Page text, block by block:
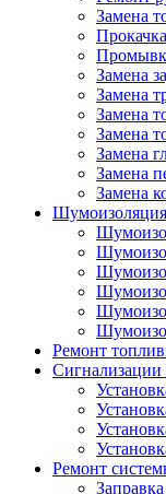
Замена
Замена
Замена
Замена
Замена
Замена
Замена
Замена
Ремонт
Ремонт